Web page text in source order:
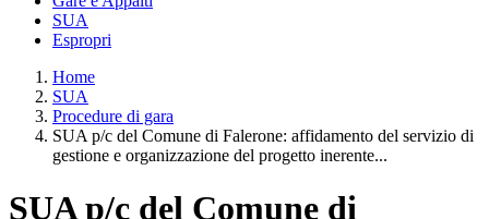
SUA
Espropri
Home
SUA
Procedure di gara
SUA p/c del Comune di Falerone: affidamento del servizio di
gestione e organizzazione del progetto inerente...
SUA p/c del Comune di